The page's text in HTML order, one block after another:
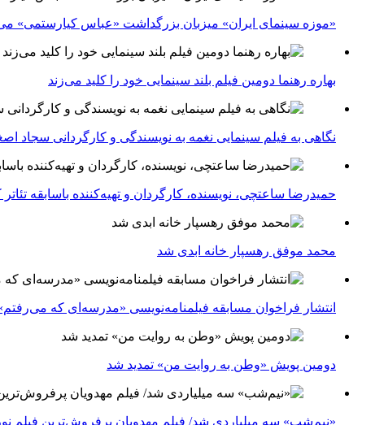
«موزه سینمای ایران» میزبان بزرگداشت «عباس کیارستمی»
بهاره رهنما دومین فیلم بلند سینمایی خود را کلید می‌زند
نگاهی به فیلم سینمایی نغمه به نویسندگی و کارگردانی سجاد
حمیدرضا ساعتچی، نویسنده، کارگردان و تهیه‌کننده باسابقه
محمد موفق رهسپار خانه ابدی شد
انتشار فراخوان مسابقه فیلمنامه‌نویسی «مدرسه‌ای که
دومین پویش «وطن به روایت من» تمدید شد
«نیم‌شب» سه میلیاردی شد/ فیلم مهدویان پرفروش‌ترین فیلم